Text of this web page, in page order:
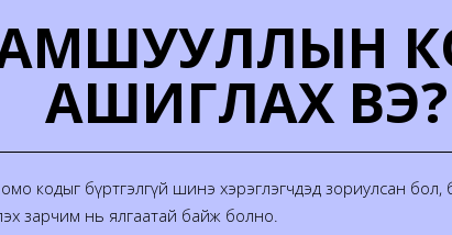
АШИГЛАХ ВЭ?
кодыг бүртгэлгүй шинэ хэрэглэгчдэд зориулсан
зарчим нь ялгаатай байж болно.